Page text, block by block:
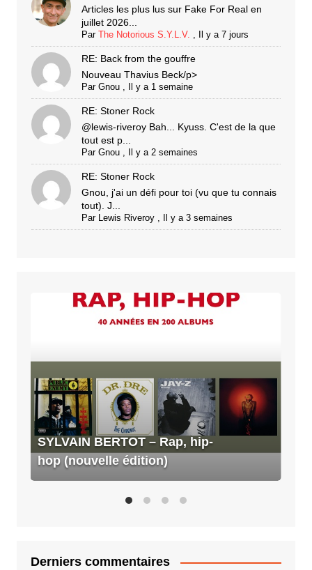
Articles les plus lus sur Fake For Real en
juillet 2026...
Par The Notorious S.Y.L.V. , Il y a 7 jours
RE: Back from the gouffre
Nouveau Thavius Beck/p>
Par Gnou, Il y a 1 semaine
RE: Stoner Rock
@lewis-riveroy Bah... Kyuss. C'est de la que
tout est p...
Par Gnou, Il y a 2 semaines
RE: Stoner Rock
Gnou, j'ai un défi pour toi (vu que tu connais
tout). J...
Par Lewis Riveroy, Il y a 3 semaines
hop
(nouvelle
édition)
SYLVAIN BERTOT – Rap, hip-
hop (nouvelle édition)
Derniers commentaires